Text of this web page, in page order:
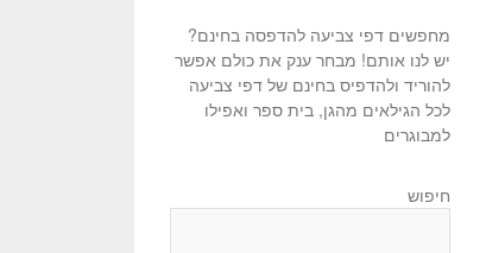
מחפשים דפי צביעה להדפסה בחינם?
יש לנו אותם! מבחר ענק את כולם אפשר
להוריד ולהדפיס בחינם של דפי צביעה
לכל הגילאים מהגן, בית ספר ואפילו
למבוגרים
חיפוש